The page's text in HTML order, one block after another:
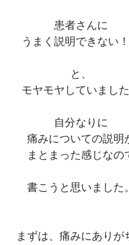
患者さんに
うまく説明できない！
と、
モヤモヤしていまし
自分なりに
痛みについての説明
まとまった感じなの
書こうと思いました。
まずは、痛みにありが